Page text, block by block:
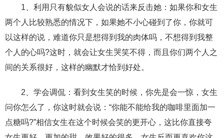
1、利用只有貌似女人会说的话来反击她：如果你和女生
两个人比较熟悉的情况下，如果她不小心碰到了你，你就可
以这样的说，难道你只是想得到我的肉体吗，不想得到我整
个人的心吗?这时，就会让女生哭笑不得，而且你们两个人之
间的关系很好，这样的幽默才恰到好处。
2、学会调侃：看到女生笑的时候，你先是会一惊，女生
问你怎么了，你这时就会说：“你能不能给我的咖啡里面加一
点糖吗?”相信女生在这个时候会笑的更开心，这比你直接夸